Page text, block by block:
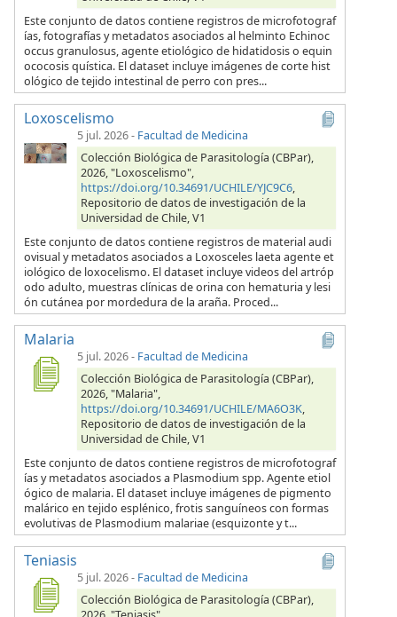
Este conjunto de datos contiene registros de microfotograf
ías, fotografías y metadatos asociados al helminto Echinoc
occus granulosus, agente etiológico de hidatidosis o equin
ococosis quística. El dataset incluye imágenes de corte hist
ológico de tejido intestinal de perro con pres...
Loxoscelismo
5 jul. 2026- Facultad de Medicina
Colección Biológica de Parasitología (CBPar),
2026, "Loxoscelismo",
https://doi.org/10.34691/UCHILE/YJC9C6,
Repositorio de datos de investigación de la
Universidad de Chile, V1
Este conjunto de datos contiene registros de material audi
ovisual y metadatos asociados a Loxosceles laeta agente et
iológico de loxocelismo. El dataset incluye videos del artróp
odo adulto, muestras clínicas de orina con hematuria y lesi
ón cutánea por mordedura de la araña. Proced...
Malaria
5 jul. 2026- Facultad de Medicina
Colección Biológica de Parasitología (CBPar),
2026, "Malaria",
https://doi.org/10.34691/UCHILE/MA6O3K,
Repositorio de datos de investigación de la
Universidad de Chile, V1
Este conjunto de datos contiene registros de microfotograf
ías y metadatos asociados a Plasmodium spp. Agente etiol
ógico de malaria. El dataset incluye imágenes de pigmento
malárico en tejido esplénico, frotis sanguíneos con formas
evolutivas de Plasmodium malariae (esquizonte y t...
Teniasis
5 jul. 2026- Facultad de Medicina
Colección Biológica de Parasitología (CBPar),